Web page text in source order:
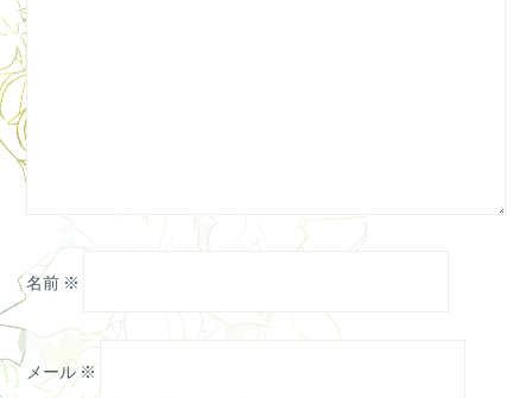
名前 ※
メール※